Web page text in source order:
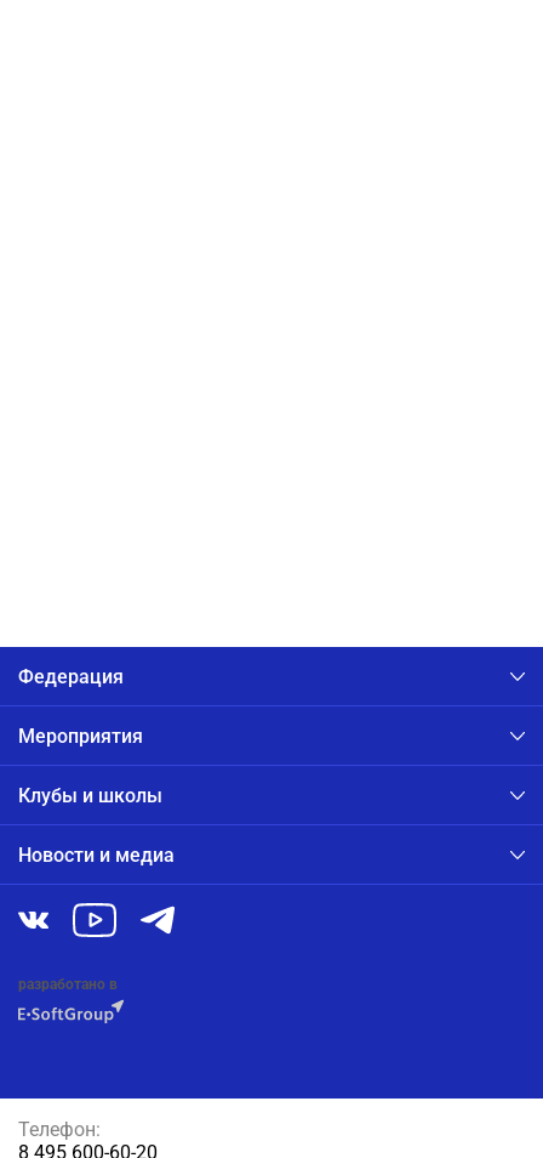
Федерация
Мероприятия
Клубы и школы
Новости и медиа
разработано в
Телефон:
8 495 600-60-20